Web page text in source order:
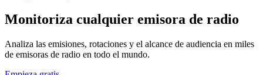
Monitoriza cualquier emisora de radio
Analiza las emisiones, rotaciones y el alcance de audiencia en miles
de emisoras de radio en todo el mundo.